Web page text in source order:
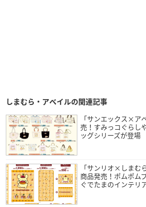
しまむら・アベイルの関連記事
「サンエックス×ア
売！すみっコぐらし
ッグシリーズが登場
「サンリオ×しまむ
商品発売！ポムポム
ぐでたまのインテリ